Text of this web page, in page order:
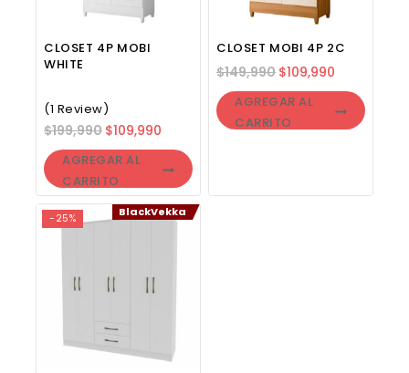
CLOSET 4P MOBI
WHITE
(1 Review)
$199,990 $109,990
AGREGAR AL
CARRITO
CLOSET MOBI 4P 2C
$149,990 $109,990
AGREGAR AL
CARRITO
-25% BlackVekka